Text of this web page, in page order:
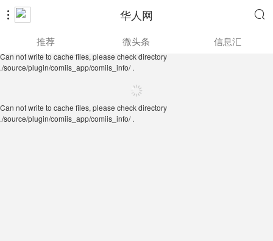
 华人网 
./source/plugin/comiis_app/comiis_info/ .
推荐 微头条 信息汇
Can not write to cache files, please check directory
./source/plugin/comiis_app/comiis_info/ .
Can not write to cache files, please check directory
./source/plugin/comiis_app/comiis_info/ .